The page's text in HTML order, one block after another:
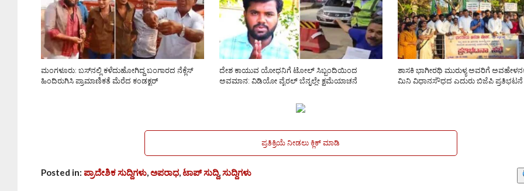
ಮಂಗಳೂರು: ಬಸ್‌ನಲ್ಲಿ ಕಳೆದುಹೋಗಿದ್ದ ಬಂಗಾರದ ನೆಕ್ಲೆಸ್
ಹಿಂದಿರುಗಿಸಿ ಪ್ರಾಮಾಣಿಕತೆ ಮೆರೆದ ಕಂಡಕ್ಟರ್
ದೇಶ ಕಾಯುವ ಯೋಧನಿಗೆ ಟೋಲ್ ಸಿಬ್ಬಂದಿಯಿಂದ
ಅವಮಾನ: ವಿಡಿಯೋ ವೈರಲ್ ಬೆನ್ನಲ್ಲೇ ಕ್ಷಮೆಯಾಚನೆ
ಶಾಸಕಿ ಭಾಗೀರಥಿ ಮುರುಳ್ಯ ಅವರಿಗೆ
ಮಿನಿ ವಿಧಾನಸೌಧದ ಎದುರು ಬಿಜೆಪಿ ಪ್ರತಿಭಟನೆ
ಪ್ರತಿಕ್ರಿಯೆ ನೀಡಲು ಕ್ಲಿಕ್ ಮಾಡಿ
Posted in:ಪ್ರಾದೇಶಿಕ ಸುದ್ದಿಗಳು,ಅಪರಾಧ,ಟಾಪ್ ಸುದ್ದಿ,ಸುದ್ದಿಗಳು